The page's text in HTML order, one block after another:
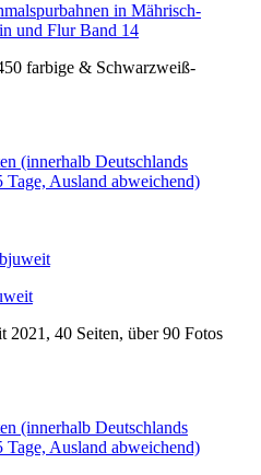
in Mährisch-
und Flur Band 14
farbige & Schwarzweiß-
(innerhalb Deutschlands
Ausland abweichend)
40 Seiten, über 90 Fotos
(innerhalb Deutschlands
Ausland abweichend)